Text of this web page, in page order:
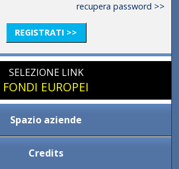
recupera password >>
REGISTRATI >>
SELEZIONE LINK
FONDI EUROPEI
Spazio aziende
Credits